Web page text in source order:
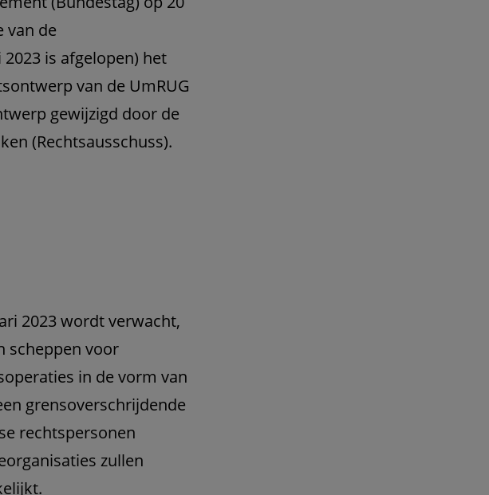
van de
is afgelopen) het
van de UmRUG
gewijzigd door de
(Rechtsausschuss).
2023 wordt verwacht,
scheppen voor
in de vorm van
grensoverschrijdende
rechtspersonen
zullen